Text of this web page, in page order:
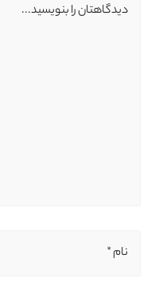
دیدگاهتان را بنویسید...
نام *